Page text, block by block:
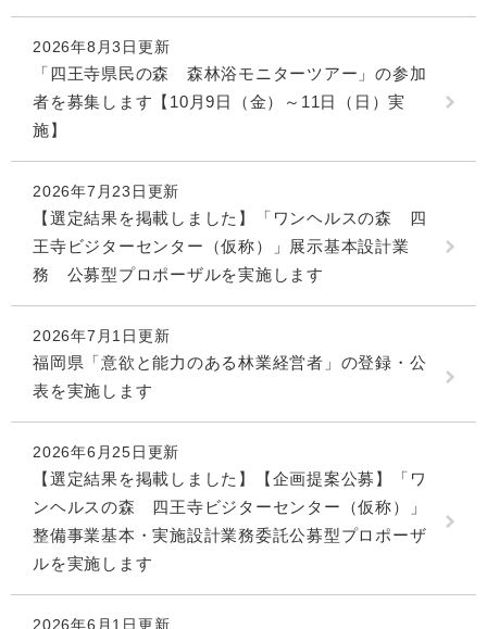
2026年8月3日更新
「四王寺県民の森 森林浴モニターツアー」の参加
者を募集します【10月9日（金）～11日（日）実
施】
2026年7月23日更新
【選定結果を掲載しました】「ワンヘルスの森 四
王寺ビジターセンター（仮称）」展示基本設計業
務 公募型プロポーザルを実施します
2026年7月1日更新
福岡県「意欲と能力のある林業経営者」の登録・公
表を実施します
2026年6月25日更新
【選定結果を掲載しました】【企画提案公募】「ワ
ンヘルスの森 四王寺ビジターセンター（仮称）」
整備事業基本・実施設計業務委託公募型プロポーザ
ルを実施します
2026年6月1日更新